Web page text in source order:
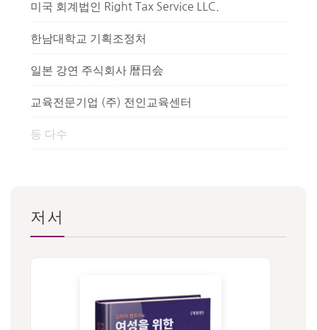
미국 회계법인 Right Tax Service LLC.
한남대학교 기획조정처
일본 강연 주식회사 暦日会
교육전문기업 (주) 전인교육센터
등 다수
저서